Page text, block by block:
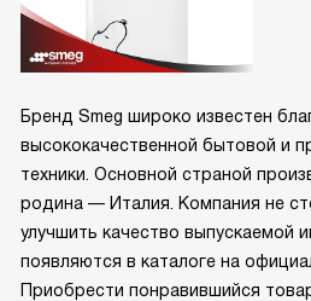
Бренд Smeg широко известен
высококачественной бытовой и
техники. Основной страной
родина — Италия. Компания не
улучшить качество выпускаемой
появляются в каталоге на
Приобрести понравившийся